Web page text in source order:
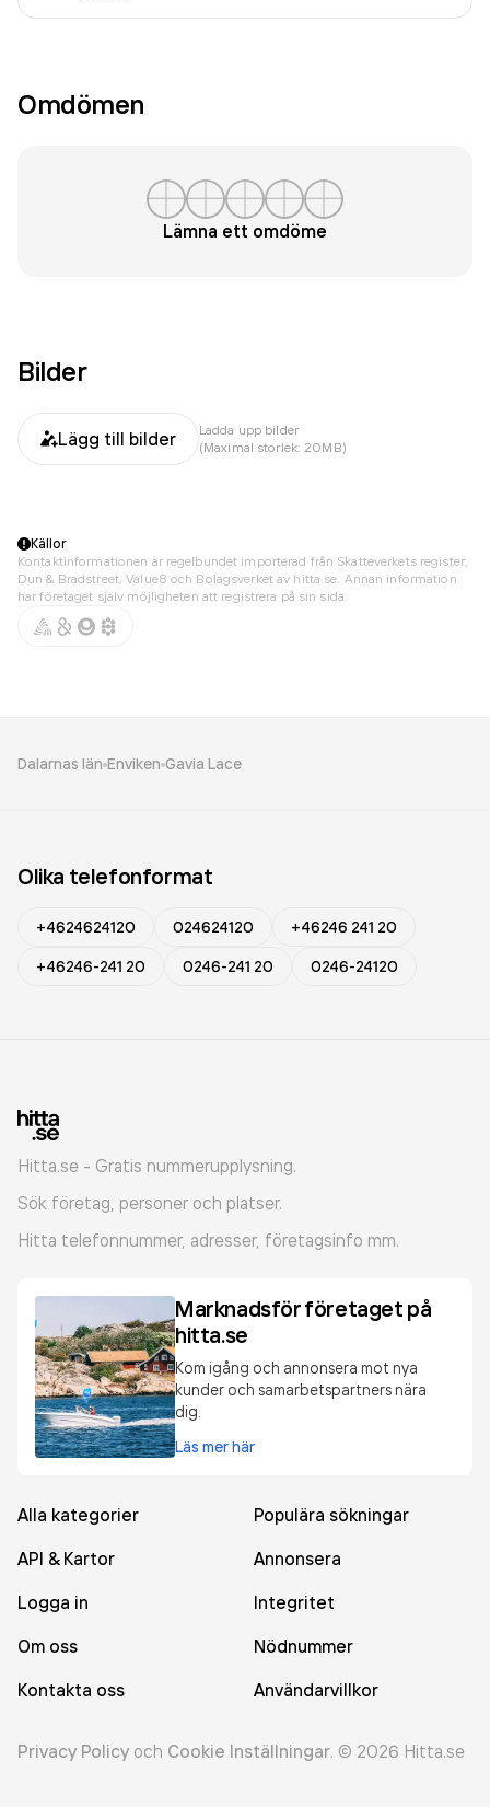
Omdömen
Lämna ett omdöme
Bilder
Lägg till bilder
Ladda upp bilder
(Maximal storlek: 20MB)
Källor
Kontaktinformationen är regelbundet importerad från Skatteverkets register,
Dun & Bradstreet, Value8 och Bolagsverket av hitta.se. Annan information
har företaget själv möjligheten att registrera på sin sida.
Dalarnas län Enviken Gavia Lace
Olika telefonformat
+4624624120 024624120
+46246 241 20
+46246-241 20
0246-241 20 0246-24120
Hitta.se - Gratis nummerupplysning.
Sök företag, personer och platser.
Hitta telefonnummer, adresser, företagsinfo mm.
Marknadsför företaget på
hitta.se
Kom igång och annonsera mot nya
kunder och samarbetspartners nära
dig.
Läs mer här
Alla kategorier
Populära sökningar
API & Kartor
Annonsera
Logga in
Integritet
Om oss
Nödnummer
Kontakta oss
Användarvillkor
Privacy Policy och Cookie Inställningar. © 2026 Hitta.se